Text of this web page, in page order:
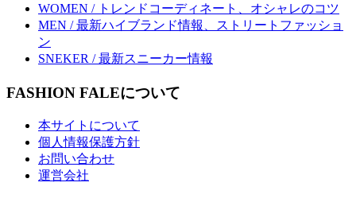
WOMEN / トレンドコーディネート、オシャレのコツ
MEN / 最新ハイブランド情報、ストリートファッショ
ン
SNEKER / 最新スニーカー情報
FASHION FALEについて
本サイトについて
個人情報保護方針
お問い合わせ
運営会社